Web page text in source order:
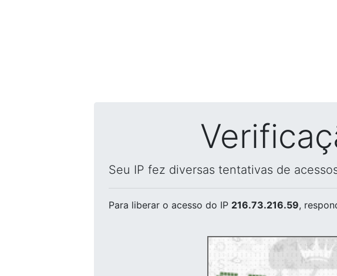
Seu IP fez diversas tentativas de
Para liberar o acesso do IP 216.73.216.59,